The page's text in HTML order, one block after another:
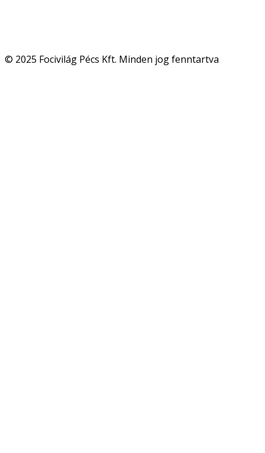
© 2025 Focivilág Pécs Kft. Minden jog fenntartva